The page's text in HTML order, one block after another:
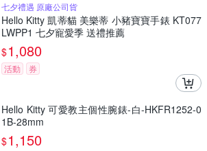
七夕禮遇 原廠公司貨
Hello Kitty 凱蒂貓 美樂蒂 小豬寶寶手錶 KT077
LWPP1 七夕寵愛季 送禮推薦
$1,080
活動 券
Hello Kitty 可愛教主個性腕錶-白-HKFR1252-0
1B-28mm
$1,150